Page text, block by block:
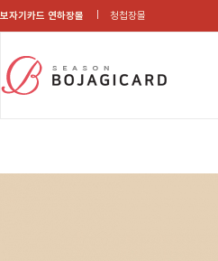
보자기카드 연하장몰 청첩장몰